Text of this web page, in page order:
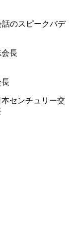
のスピークバデ
長
センチュリー交